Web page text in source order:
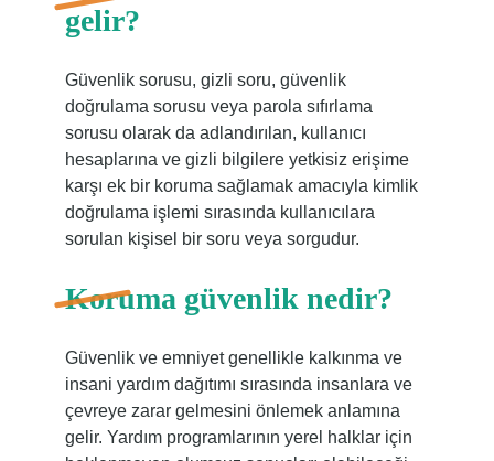
gelir?
Güvenlik sorusu, gizli soru, güvenlik
doğrulama sorusu veya parola sıfırlama
sorusu olarak da adlandırılan, kullanıcı
hesaplarına ve gizli bilgilere yetkisiz erişime
karşı ek bir koruma sağlamak amacıyla kimlik
doğrulama işlemi sırasında kullanıcılara
sorulan kişisel bir soru veya sorgudur.
Koruma güvenlik nedir?
Güvenlik ve emniyet genellikle kalkınma ve
insani yardım dağıtımı sırasında insanlara ve
çevreye zarar gelmesini önlemek anlamına
gelir. Yardım programlarının yerel halklar için